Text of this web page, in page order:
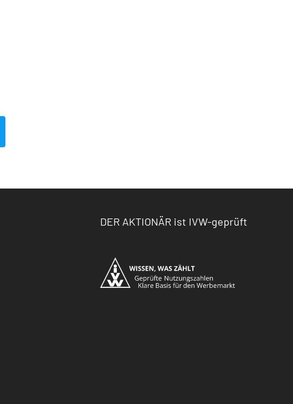
DER AKTIONÄR ist IVW-geprüft